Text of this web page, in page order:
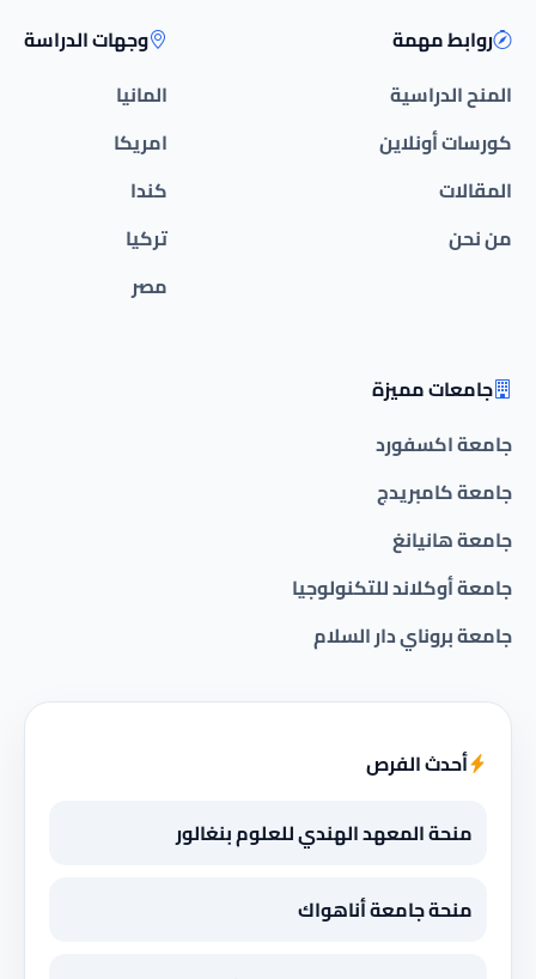
روابط مهمة
المنح الدراسية
كورسات أونلاين
المقالات
من نحن
وجهات الدراسة
المانيا
امريكا
كندا
تركيا
مصر
جامعات مميزة
جامعة اكسفورد
جامعة كامبريدج
جامعة هانيانغ
جامعة أوكلاند للتكنولوجيا
جامعة بروناي دار السلام
أحدث الفرص
منحة المعهد الهندي للعلوم بنغالور
منحة جامعة أناهواك